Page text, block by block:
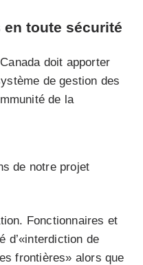
toute sécurité
doit apporter
de gestion des
de la
de notre projet
Fonctionnaires et
d’«interdiction de
frontières» alors que